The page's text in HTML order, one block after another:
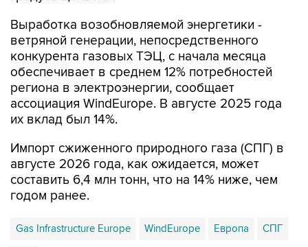
Выработка возобновляемой энергетики -
ветряной генерации, непосредственного
конкурента газовых ТЭЦ, с начала месяца
обеспечивает в среднем 12% потребностей
региона в электроэнергии, сообщает
ассоциация WindEurope. В августе 2025 года
их вклад был 14%.
Импорт сжиженного природного газа (СПГ) в
августе 2026 года, как ожидается, может
составить 6,4 млн тонн, что на 14% ниже, чем
годом ранее.
Gas Infrastructure Europe WindEurope Европа СПГ